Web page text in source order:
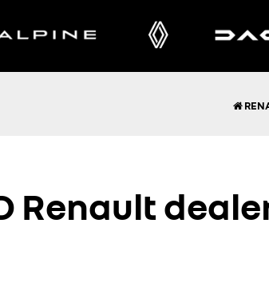
Renault